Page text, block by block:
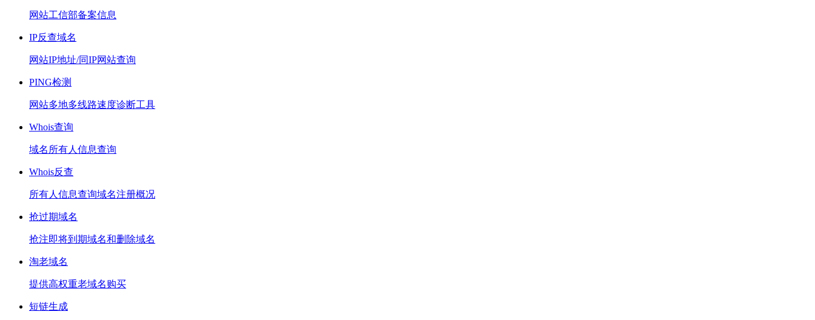
网站工信部备案信息
IP反查域名
网站IP地址/同IP网站查询
PING检测
网站多地多线路速度诊断工具
Whois查询
域名所有人信息查询
Whois反查
所有人信息查询域名注册概况
抢过期域名
抢注即将到期域名和删除域名
淘老域名
提供高权重老域名购买
短链生成